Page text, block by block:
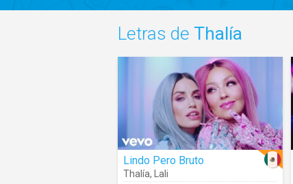
Letras de Thalía
Lindo Pero Bruto
Thalía, Lali